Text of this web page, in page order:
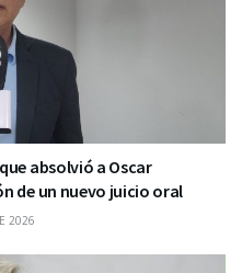
absolvió a Oscar
de un nuevo juicio oral
2026